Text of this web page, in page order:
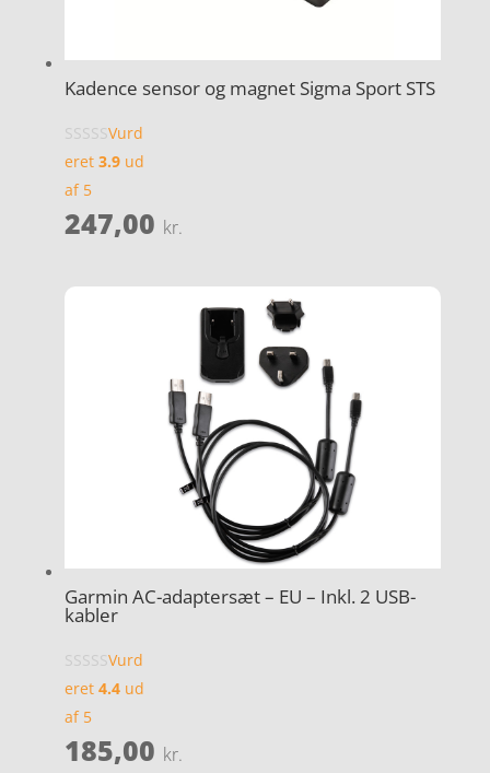
Kadence sensor og magnet Sigma Sport STS
Vurd
eret 3.9ud
af 5
247,00 kr.
Garmin AC-adaptersæt – EU – Inkl. 2 USB-
kabler
Vurd
eret 4.4ud
af 5
185,00 kr.